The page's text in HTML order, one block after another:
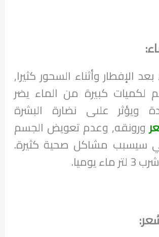
الإفطار وأثناء السحور كثيرا,
لكميات كبيرة من الماء يضر
ويؤثر علىى نضارة البشرة
ورونقه, وعدم تعويض الجسم
سيسبب مشاكل صحية كثيرة.
يوميا.